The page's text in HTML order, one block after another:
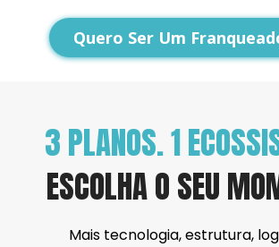
Quero Ser Um
3 PLANOS. 1
ESCOLHA O SEU
Mais tecnologia, estrutura,